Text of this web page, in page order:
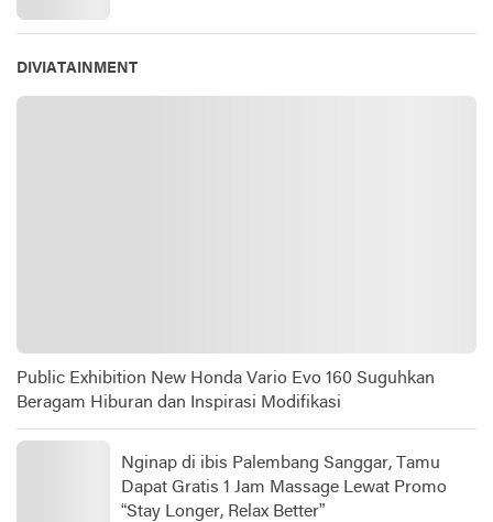
DIVIATAINMENT
Public Exhibition New Honda Vario Evo 160 Suguhkan
Beragam Hiburan dan Inspirasi Modifikasi
Nginap di ibis Palembang Sanggar, Tamu
Dapat Gratis 1 Jam Massage Lewat Promo
“Stay Longer, Relax Better”